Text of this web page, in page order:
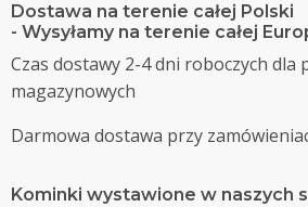
Dostawa na terenie całej Polski
- Wysyłamy na terenie całej
Czas dostawy 2-4 dni roboczych dla
magazynowych
Darmowa dostawa przy
Kominki wystawione w naszych